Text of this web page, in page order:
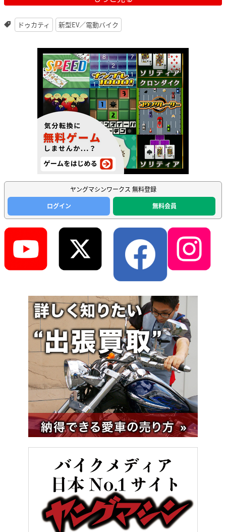
ドゥカティ 新型EV／電動バイク
ヤングマシンワークス 無料登録
ログイン
無料会員